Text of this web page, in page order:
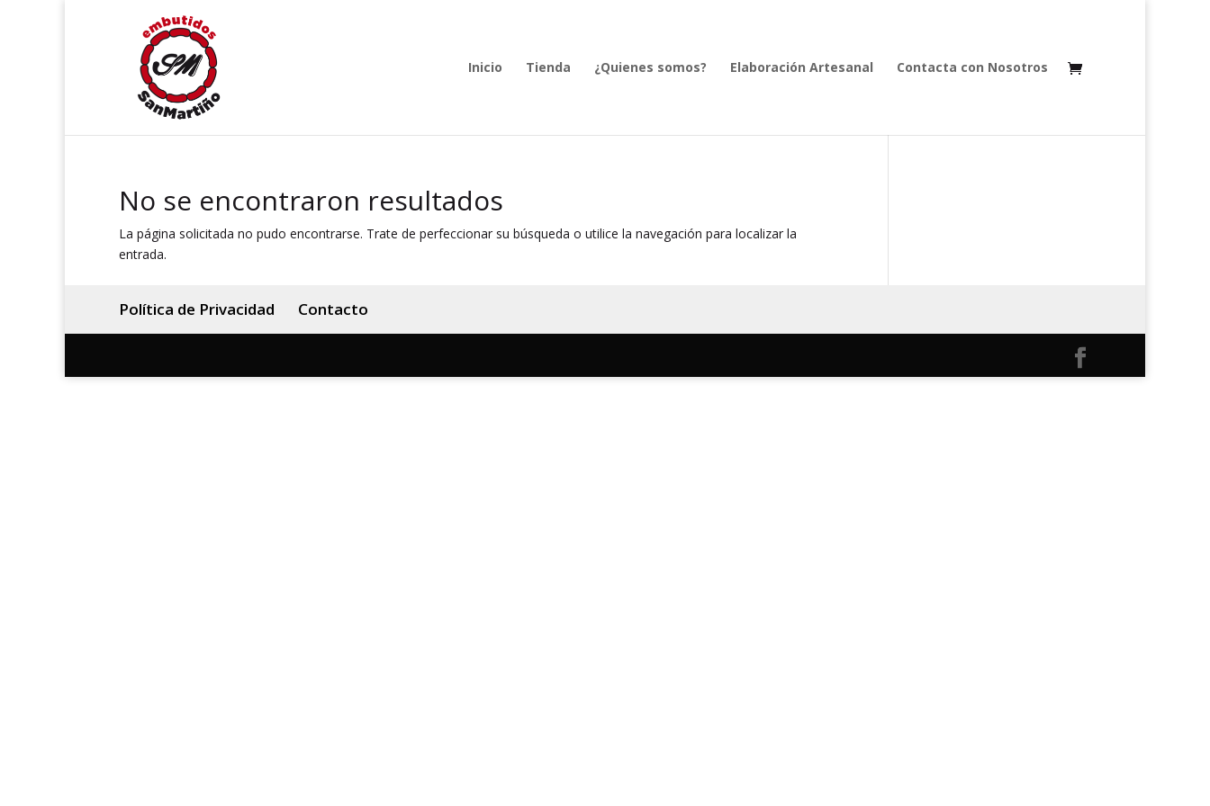
Inicio Tienda ¿Quienes somos? Elaboración Artesanal Contacta con Nosotros
No se encontraron resultados
La página solicitada no pudo encontrarse. Trate de perfeccionar su búsqueda o utilice la navegación para localizar la
entrada.
Política de Privacidad Contacto